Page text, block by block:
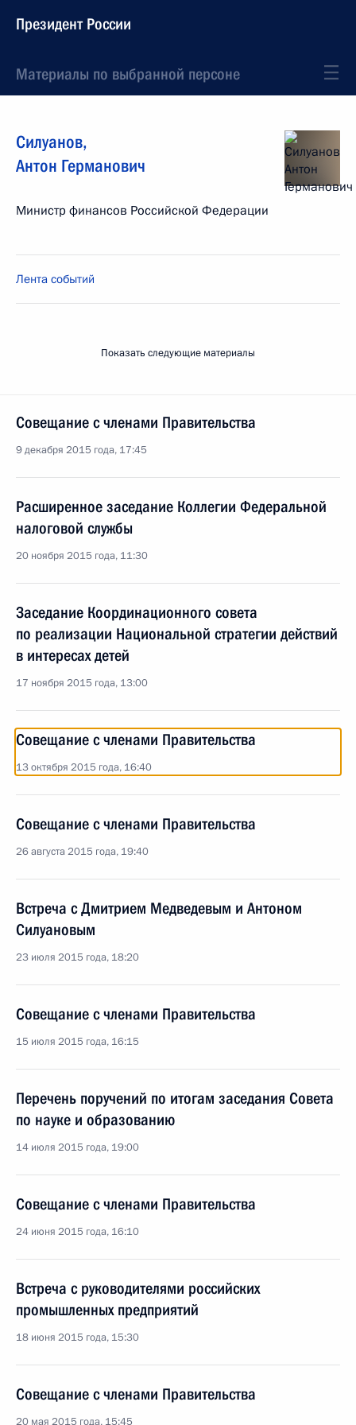
Президент России
Материалы по выбранной персоне
Силуанов,
Антон Германович
Министр финансов Российской Федерации
Лента событий
Показать следующие материалы
Совещание с членами Правительства
9 декабря 2015 года, 17:45
Расширенное заседание Коллегии Федеральной
налоговой службы
20 ноября 2015 года, 11:30
Заседание Координационного совета
по реализации Национальной стратегии действий
в интересах детей
17 ноября 2015 года, 13:00
Совещание с членами Правительства
13 октября 2015 года, 16:40
Совещание с членами Правительства
26 августа 2015 года, 19:40
Встреча с Дмитрием Медведевым и Антоном
Силуановым
23 июля 2015 года, 18:20
Совещание с членами Правительства
15 июля 2015 года, 16:15
Перечень поручений по итогам заседания Совета
по науке и образованию
14 июля 2015 года, 19:00
Совещание с членами Правительства
24 июня 2015 года, 16:10
Встреча с руководителями российских
промышленных предприятий
18 июня 2015 года, 15:30
Совещание с членами Правительства
20 мая 2015 года, 15:45